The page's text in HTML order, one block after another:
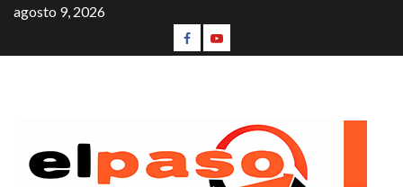
agosto 9, 2026